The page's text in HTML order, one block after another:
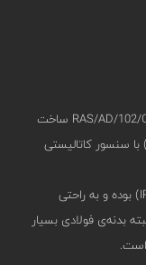
دتکتور گاز اوجیونی (Oggioni) RAS-AD مدل RAS/AD/102/CCS ساخت
سنسور کاتالیستی
این محصول دارای بدنه‌‌ی آلومینیومی مقاوم (IP65) بوده و به راحتی
بدنه‌ی فولادی بسیار